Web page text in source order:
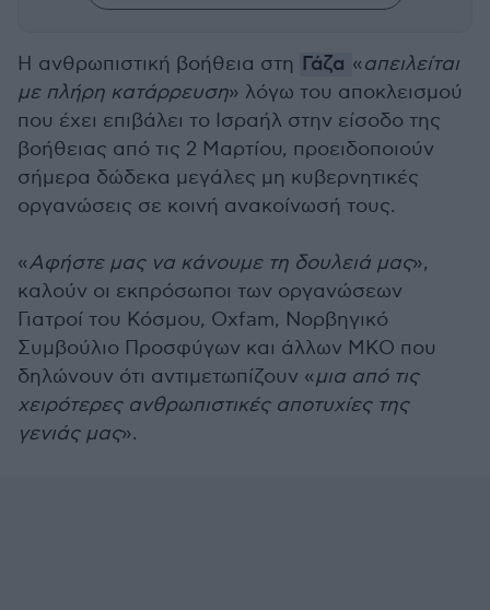
Η ανθρωπιστική βοήθεια στη Γάζα «απειλείται
με πλήρη κατάρρευση» λόγω του αποκλεισμού
που έχει επιβάλει το Ισραήλ στην είσοδο της
βοήθειας από τις 2 Μαρτίου, προειδοποιούν
σήμερα δώδεκα μεγάλες μη κυβερνητικές
οργανώσεις σε κοινή ανακοίνωσή τους.
«Αφήστε μας να κάνουμε τη δουλειά μας»,
καλούν οι εκπρόσωποι των οργανώσεων
Γιατροί του Κόσμου, Oxfam, Νορβηγικό
Συμβούλιο Προσφύγων και άλλων ΜΚΟ που
δηλώνουν ότι αντιμετωπίζουν «μια από τις
χειρότερες ανθρωπιστικές αποτυχίες της
γενιάς μας».